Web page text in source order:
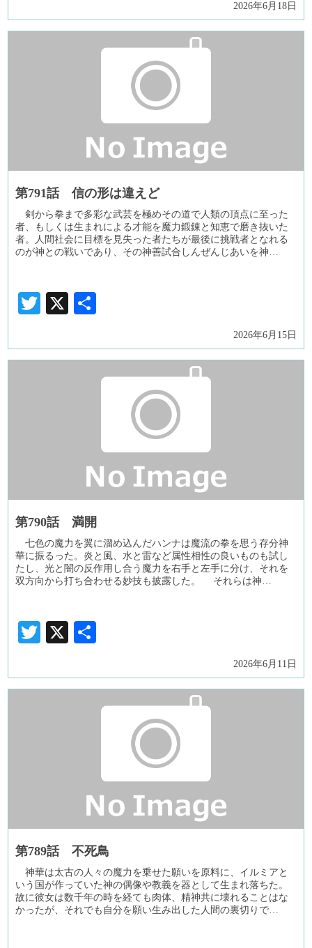
2026年6月18日
第791話 信の形は違えど
剣から拳まで多彩な武芸を極めその道で人類の頂点に至った
者、もしくは生まれによる才能を魔力鍛錬と知恵で磨き抜いた
者。人間社会に目標を見失った者たちが最後に挑戦者となれる
のが神との戦いであり、その神善試合しんぜんじあいを神…
Twitter
X
2026年6月15日
第790話 満開
七色の魔力を翼に溜め込んだハンナは魔流の拳を思う存分神
華に振るった。炎と風、水と雷など属性相性の良いものも試し
たし、光と闇の反作用し合う魔力を右手と左手に分け、それを
双方向から打ち合わせる妙技も披露した。 それらは神…
Twitter
X
2026年6月11日
第789話 不死鳥
神華は太古の人々の魔力を乗せた願いを原料に、イルミアと
いう国が作っていた神の偶像や教義を器として生まれ落ちた。
故に彼女は数千年の時を経ても肉体、精神共に壊れることはな
かったが、それでも自分を願い生み出した人間の裏切りで…